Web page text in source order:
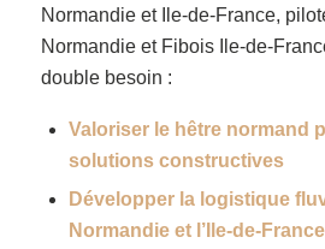
Normandie et Ile-de-France,
Normandie et Fibois Ile-de-
double besoin :
Valoriser le hêtre normand
solutions constructives
Développer la logistique
Normandie et l’Ile-de-